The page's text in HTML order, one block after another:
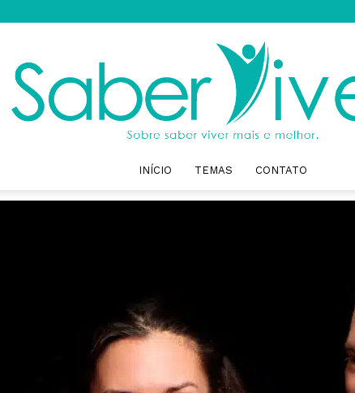
Saber
INÍCIO TEMAS CONTATO